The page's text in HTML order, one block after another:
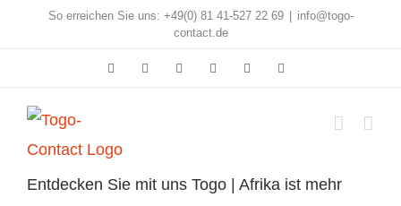
So erreichen Sie uns: +49(0) 81 41-527 22 69
info@togo-
contact.de
FacebookInstagramPinterest
Entdecken Sie mit uns Togo | Afrika ist mehr